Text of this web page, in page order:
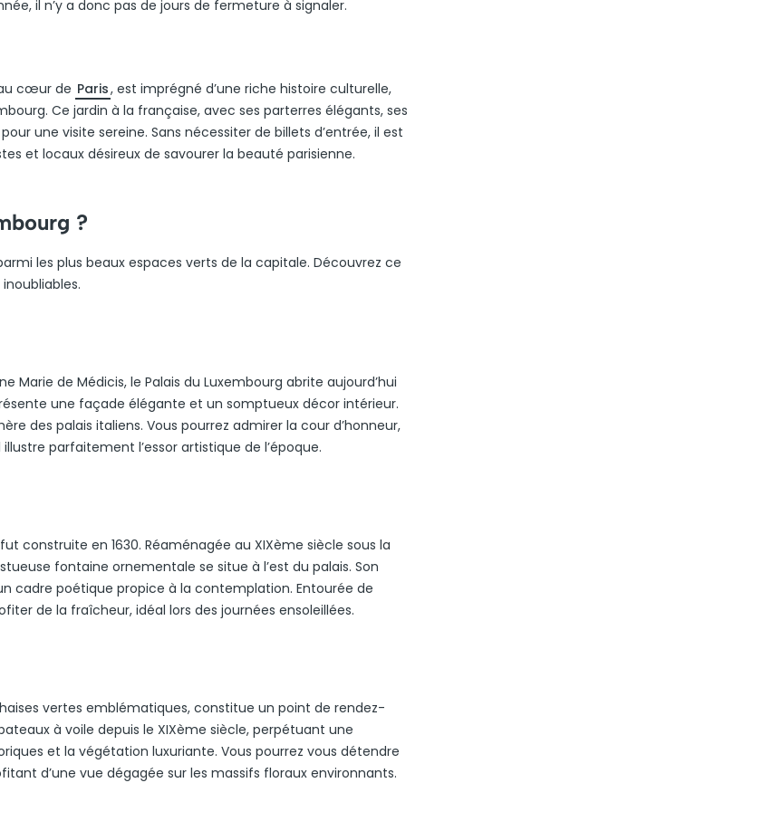
il n’y a donc pas de jours de fermeture à signaler.
cœur de Paris, est imprégné d’une riche histoire culturelle,
Ce jardin à la française, avec ses parterres élégants, ses
une visite sereine. Sans nécessiter de billets d’entrée, il est
et locaux désireux de savourer la beauté parisienne.
?
les plus beaux espaces verts de la capitale. Découvrez ce
Marie de Médicis, le Palais du Luxembourg abrite aujourd’hui
une façade élégante et un somptueux décor intérieur.
des palais italiens. Vous pourrez admirer la cour d’honneur,
parfaitement l’essor artistique de l’époque.
construite en 1630. Réaménagée au XIXème siècle sous la
fontaine ornementale se situe à l’est du palais. Son
cadre poétique propice à la contemplation. Entourée de
de la fraîcheur, idéal lors des journées ensoleillées.
vertes emblématiques, constitue un point de rendez-
à voile depuis le XIXème siècle, perpétuant une
et la végétation luxuriante. Vous pourrez vous détendre
d’une vue dégagée sur les massifs floraux environnants.